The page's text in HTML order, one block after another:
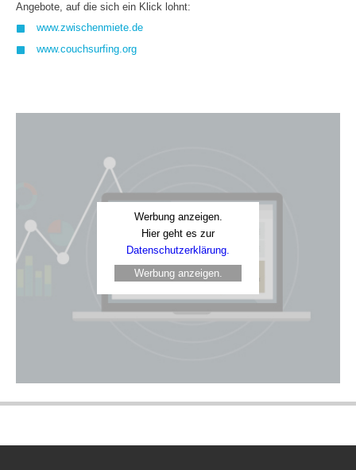
Angebote, auf die sich ein Klick lohnt:
www.zwischenmiete.de
www.couchsurfing.org
Werbung anzeigen.
Hier geht es zur
Datenschutzerklärung.
Werbung anzeigen.